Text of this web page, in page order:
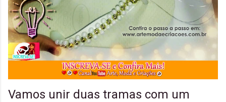
Vamos unir duas tramas com um